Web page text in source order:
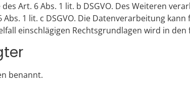
Art. 6 Abs. 1 lit. b DSGVO. Des Weiteren
1 lit. c DSGVO. Die Datenverarbeitung
einschlägigen Rechtsgrundlagen wird in
benannt.